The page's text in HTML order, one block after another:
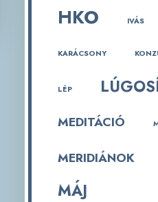
HKO IVÁS
KARÁCSONY
LÉP
MEDITÁCIÓ
MERIDIÁNOK
MÁJ